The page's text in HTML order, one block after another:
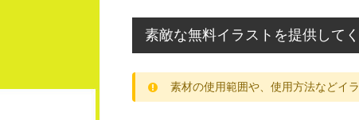
素敵な無料イラストを提供して
素材の使用範囲や、使用方法などイ